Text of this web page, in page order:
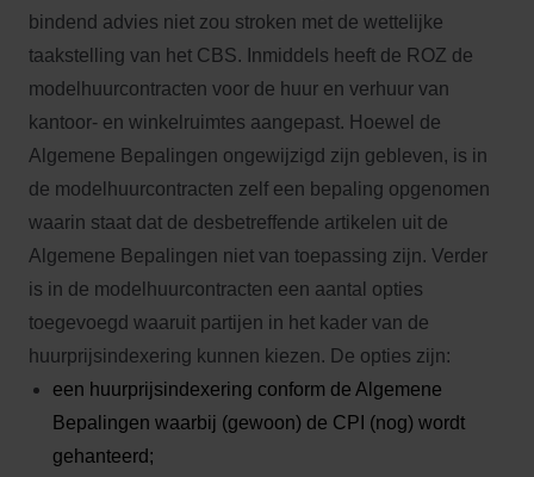
bindend advies niet zou stroken met de wettelijke
taakstelling van het CBS. Inmiddels heeft de ROZ de
modelhuurcontracten voor de huur en verhuur van
kantoor- en winkelruimtes aangepast. Hoewel de
Algemene Bepalingen ongewijzigd zijn gebleven, is in
de modelhuurcontracten zelf een bepaling opgenomen
waarin staat dat de desbetreffende artikelen uit de
Algemene Bepalingen niet van toepassing zijn. Verder
is in de modelhuurcontracten een aantal opties
toegevoegd waaruit partijen in het kader van de
huurprijsindexering kunnen kiezen. De opties zijn:
een huurprijsindexering conform de Algemene
Bepalingen waarbij (gewoon) de CPI (nog) wordt
gehanteerd;